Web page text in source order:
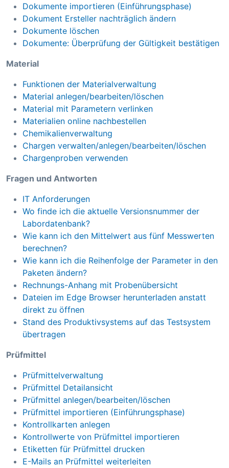
Dokumente importieren (Einführungsphase)
Dokument Ersteller nachträglich ändern
Dokumente löschen
Dokumente: Überprüfung der Gültigkeit bestätigen
Material
Funktionen der Materialverwaltung
Material anlegen/bearbeiten/löschen
Material mit Parametern verlinken
Materialien online nachbestellen
Chemikalienverwaltung
Chargen verwalten/anlegen/bearbeiten/löschen
Chargenproben verwenden
Fragen und Antworten
IT Anforderungen
Wo finde ich die aktuelle Versionsnummer der
Labordatenbank?
Wie kann ich den Mittelwert aus fünf Messwerten
berechnen?
Wie kann ich die Reihenfolge der Parameter in den
Paketen ändern?
Rechnungs-Anhang mit Probenübersicht
Dateien im Edge Browser herunterladen anstatt
direkt zu öffnen
Stand des Produktivsystems auf das Testsystem
übertragen
Prüfmittel
Prüfmittelverwaltung
Prüfmittel Detailansicht
Prüfmittel anlegen/bearbeiten/löschen
Prüfmittel importieren (Einführungsphase)
Kontrollkarten anlegen
Kontrollwerte von Prüfmittel importieren
Etiketten für Prüfmittel drucken
E-Mails an Prüfmittel weiterleiten